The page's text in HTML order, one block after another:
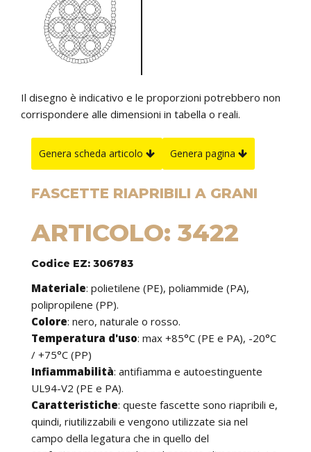
Il disegno è indicativo e le proporzioni potrebbero non
corrispondere alle dimensioni in tabella o reali.
Genera scheda articolo Genera pagina
FASCETTE RIAPRIBILI A GRANI
ARTICOLO: 3422
Codice EZ: 306783
Materiale: polietilene (PE), poliammide (PA),
polipropilene (PP).
Colore: nero, naturale o rosso.
Temperatura d'uso: max +85°C (PE e PA), -20°C
/ +75°C (PP)
Infiammabilità: antifiamma e autoestinguente
UL94-V2 (PE e PA).
Caratteristiche: queste fascette sono riapribili e,
quindi, riutilizzabili e vengono utilizzate sia nel
campo della legatura che in quello del